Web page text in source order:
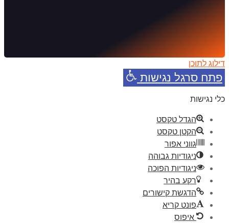
דילוג לתוכן
פתח סרגל נגישות
כלי נגישות
הגדל טקסט
הקטן טקסט
גווני אפור
ניגודיות גבוהה
ניגודיות הפוכה
רקע בהיר
הדגשת קישורים
פונט קריא
איפוס